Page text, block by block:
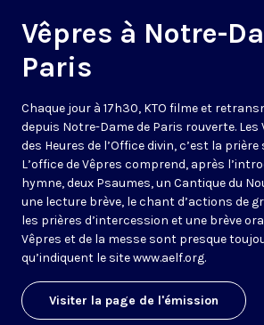
Vêpres à Notre-
Paris
Chaque jour à 17h30, KTO filme et
depuis Notre-Dame de Paris rouverte.
des Heures de l’Office divin, c’est la
L’office de Vêpres comprend, après
hymne, deux Psaumes, un Cantique du
une lecture brève, le chant d’actions de
les prières d’intercession et une brève
Vêpres et de la messe sont presque
qu’indiquent le sitewww.aelf.org.
Visiter la page de l'émission